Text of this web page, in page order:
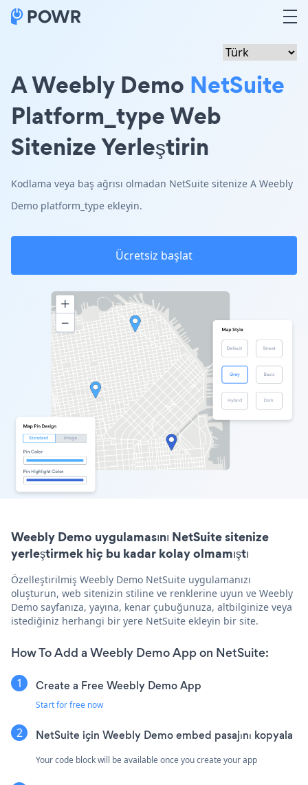
A Weebly Demo NetSuite
Platform_type Web
Sitenize Yerleştirin
Kodlama veya baş ağrısı olmadan NetSuite sitenize A Weebly
Demo platform_type ekleyin.
Ücretsiz başlat
Weebly Demo uygulamasını NetSuite sitenize
yerleştirmek hiç bu kadar kolay olmamıştı
Özelleştirilmiş Weebly Demo NetSuite uygulamanızı
oluşturun, web sitenizin stiline ve renklerine uyun ve Weebly
Demo sayfanıza, yayına, kenar çubuğunuza, altbilginize veya
istediğiniz herhangi bir yere NetSuite ekleyin bir site.
How To Add a Weebly Demo App on NetSuite:
Create a Free Weebly Demo App
Start for free now
NetSuite için Weebly Demo embed pasajını kopyala
Your code block will be available once you create your app